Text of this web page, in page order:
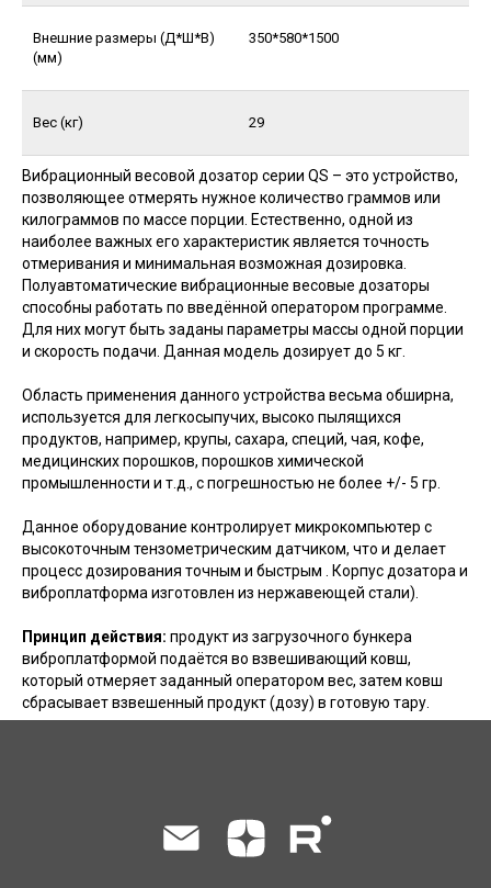
Внешние размеры (Д*Ш*В)
(мм)
350*580*1500
Вес (кг) 29
Вибрационный весовой дозатор серии QS – это устройство,
позволяющее отмерять нужное количество граммов или
килограммов по массе порции. Естественно, одной из
наиболее важных его характеристик является точность
отмеривания и минимальная возможная дозировка.
Полуавтоматические вибрационные весовые дозаторы
способны работать по введённой оператором программе.
Для них могут быть заданы параметры массы одной порции
и скорость подачи. Данная модель дозирует до 5 кг.
Область применения данного устройства весьма обширна,
используется для легкосыпучих, высоко пылящихся
продуктов, например, крупы, сахара, специй, чая, кофе,
медицинских порошков, порошков химической
промышленности и т.д., с погрешностью не более +/- 5 гр.
Данное оборудование контролирует микрокомпьютер с
высокоточным тензометрическим датчиком, что и делает
процесс дозирования точным и быстрым . Корпус дозатора и
виброплатформа изготовлен из нержавеющей стали).
Принцип действия: продукт из загрузочного бункера
виброплатформой подаётся во взвешивающий ковш,
который отмеряет заданный оператором вес, затем ковш
сбрасывает взвешенный продукт (дозу) в готовую тару.